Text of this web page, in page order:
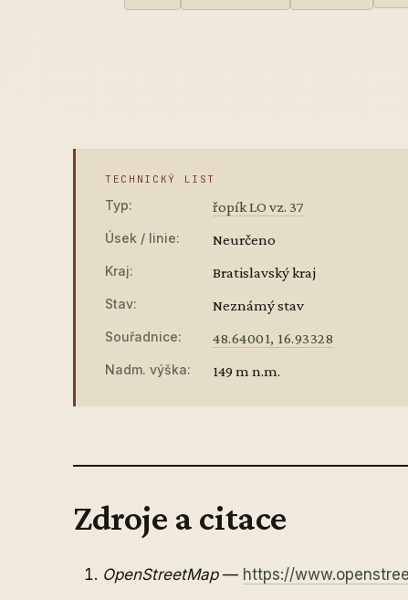
TECHNICKÝ LIST
Typ: řopík LO vz. 37
Úsek / linie: Neurčeno
Kraj: Bratislavský kraj
Stav: Neznámý stav
Souřadnice: 48.64001, 16.93328
Nadm. výška: 149 m n.m.
Zdroje a citace
OpenStreetMap— https://